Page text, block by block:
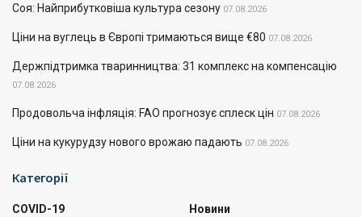
Соя: Найприбутковіша культура сезону 07.08.2026
Ціни на вуглець в Європі тримаються вище €80 07.08.2026
Держпідтримка тваринництва: 31 комплекс на компенсацію
07.08.2026
Продовольча інфляція: FAO прогнозує сплеск цін 07.08.2026
Ціни на кукурудзу нового врожаю падають 07.08.2026
Категорії
COVID-19
Новини